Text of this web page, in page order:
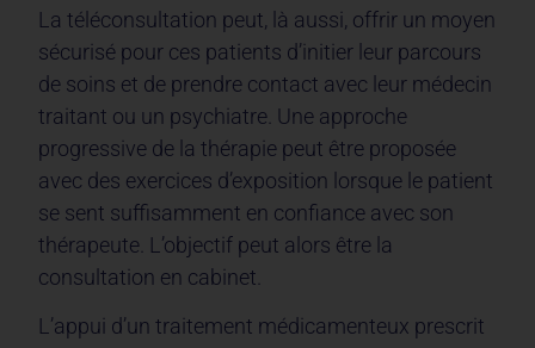
La téléconsultation peut, là aussi, offrir un moyen
sécurisé pour ces patients d’initier leur parcours
de soins et de prendre contact avec leur médecin
traitant ou un psychiatre. Une approche
progressive de la thérapie peut être proposée
avec des exercices d’exposition lorsque le patient
se sent suffisamment en confiance avec son
thérapeute. L’objectif peut alors être la
consultation en cabinet.
L’appui d’un traitement médicamenteux prescrit